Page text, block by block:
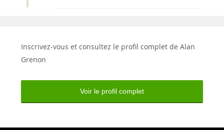
Inscrivez-vous et consultez le profil complet de Alan
Grenon
Voir le profil complet